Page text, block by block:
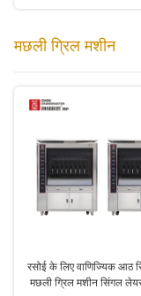
मछली ग्रिल मशीन
रसोई के लिए वाणिज्यिक आठ
मछली ग्रिल मशीन सिंगल